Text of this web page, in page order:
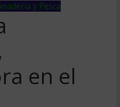
y Pesca
en el